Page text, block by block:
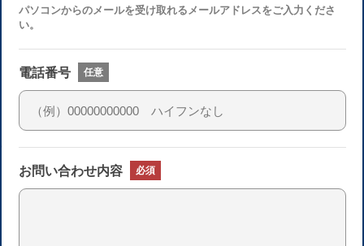
パソコンからのメールを受け取れるメールアドレスをご入力くださ
い。
電話番号 任意
お問い合わせ内容 必須